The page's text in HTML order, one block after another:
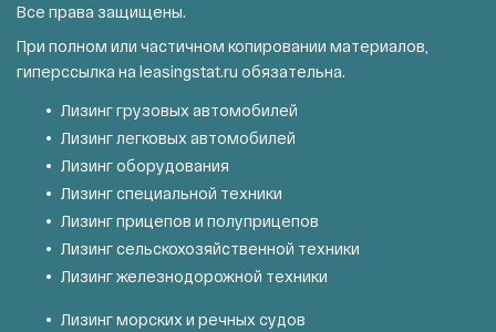
Все права защищены.
При полном или частичном копировании материалов,
гиперссылка на leasingstat.ru обязательна.
Лизинг грузовых автомобилей
Лизинг легковых автомобилей
Лизинг оборудования
Лизинг специальной техники
Лизинг прицепов и полуприцепов
Лизинг сельскохозяйственной техники
Лизинг железнодорожной техники
Лизинг морских и речных судов